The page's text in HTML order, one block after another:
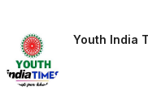
Youth India